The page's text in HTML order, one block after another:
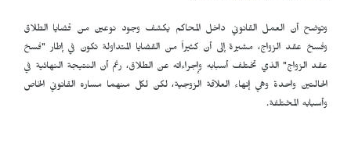
وتوضح أن العمل القانوني داخل المحاكم يكشف وجود نوعين من قضايا الطلاق
وفسخ عقد الزواج، مشيرة إلى أن كثيراً من القضايا المتداولة تكون في إطار "فسخ
عقد الزواج" الذي تختلف أسبابه وإجراءاته عن الطلاق، رغم أن النتيجة النهائية في
الحالتين واحدة وهي إنهاء العلاقة الزوجية، لكن لكل منهما مساره القانوني الخاص
وأسبابه المختلفة.